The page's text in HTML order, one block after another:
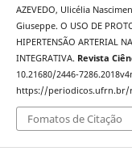
AZEVEDO, Ulicélia
Giuseppe. O USO DE
HIPERTENSÃO ARTERIAL
INTEGRATIVA. Revista
10.21680/2446-
https://periodicos.ufrn.br/
Fomatos de Citação